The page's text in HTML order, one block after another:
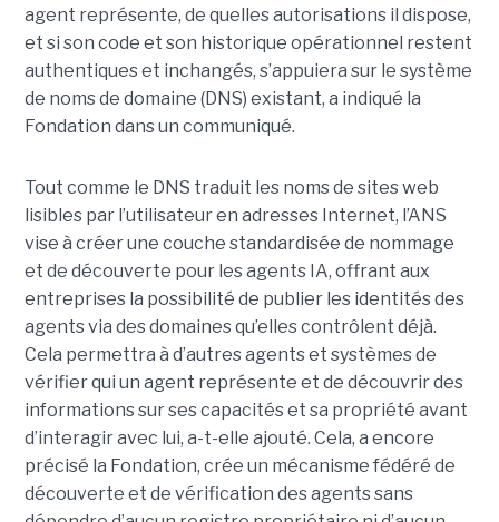
agent représente, de quelles autorisations il dispose,
et si son code et son historique opérationnel restent
authentiques et inchangés, s’appuiera sur le système
de noms de domaine (DNS) existant, a indiqué la
Fondation dans un communiqué.
Tout comme le DNS traduit les noms de sites web
lisibles par l’utilisateur en adresses Internet, l’ANS
vise à créer une couche standardisée de nommage
et de découverte pour les agents IA, offrant aux
entreprises la possibilité de publier les identités des
agents via des domaines qu’elles contrôlent déjà.
Cela permettra à d’autres agents et systèmes de
vérifier qui un agent représente et de découvrir des
informations sur ses capacités et sa propriété avant
d’interagir avec lui, a-t-elle ajouté. Cela, a encore
précisé la Fondation, crée un mécanisme fédéré de
découverte et de vérification des agents sans